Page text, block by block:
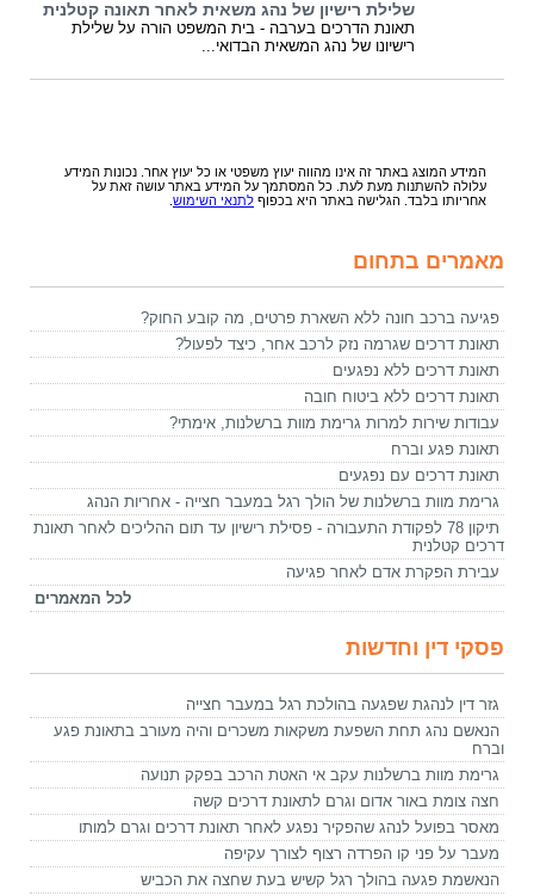
שלילת רישיון של נהג משאית לאחר תאונה קטלנית
תאונת הדרכים בערבה - בית המשפט הורה על שלילת
רישיונו של נהג המשאית הבדואי...
המידע המוצג באתר זה אינו מהווה יעוץ משפטי או כל יעוץ אחר. נכונות המידע
עלולה להשתנות מעת לעת. כל המסתמך על המידע באתר עושה זאת על
אחריותו בלבד. הגלישה באתר היא בכפוף לתנאי השימוש
מאמרים בתחום
פגיעה ברכב חונה ללא השארת פרטים, מה קובע החוק?
תאונת דרכים שגרמה נזק לרכב אחר, כיצד לפעול?
תאונת דרכים ללא נפגעים
תאונת דרכים ללא ביטוח חובה
עבודות שירות למרות גרימת מוות ברשלנות, אימתי?
תאונת פגע וברח
תאונת דרכים עם נפגעים
גרימת מוות ברשלנות של הולך רגל במעבר חצייה - אחריות הנהג
תיקון 78 לפקודת התעבורה - פסילת רישיון עד תום ההליכים לאחר תאונת
דרכים קטלנית
עבירת הפקרת אדם לאחר פגיעה
לכל המאמרים
פסקי דין וחדשות
גזר דין לנהגת שפגעה בהולכת רגל במעבר חצייה
הנאשם נהג תחת השפעת משקאות משכרים והיה מעורב בתאונת פגע
וברח
גרימת מוות ברשלנות עקב אי האטת הרכב בפקק תנועה
חצה צומת באור אדום וגרם לתאונת דרכים קשה
מאסר בפועל לנהג שהפקיר נפגע לאחר תאונת דרכים וגרם למותו
מעבר על פני קו הפרדה רצוף לצורך עקיפה
הנאשמת פגעה בהולך רגל קשיש בעת שחצה את הכביש